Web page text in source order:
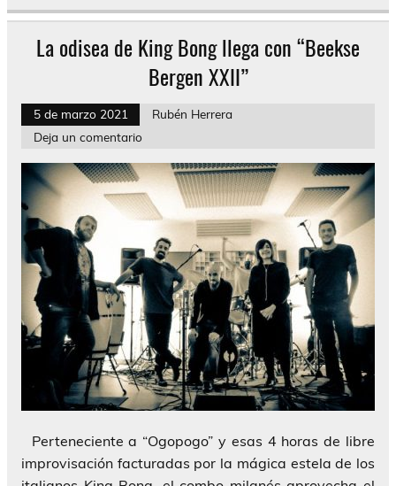
La odisea de King Bong llega con “Beekse
Bergen XXII”
5 de marzo 2021
Rubén Herrera
Deja un comentario
Perteneciente a “Ogopogo” y esas 4 horas de libre
improvisación facturadas por la mágica estela de los